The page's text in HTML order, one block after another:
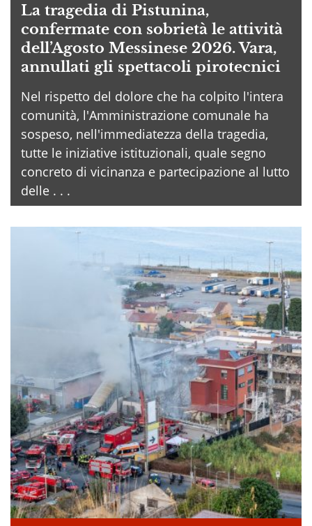
La tragedia di Pistunina,
confermate con sobrietà le attività
dell’Agosto Messinese 2026. Vara,
annullati gli spettacoli pirotecnici
Nel rispetto del dolore che ha colpito l'intera
comunità, l'Amministrazione comunale ha
sospeso, nell'immediatezza della tragedia,
tutte le iniziative istituzionali, quale segno
concreto di vicinanza e partecipazione al lutto
delle . . .